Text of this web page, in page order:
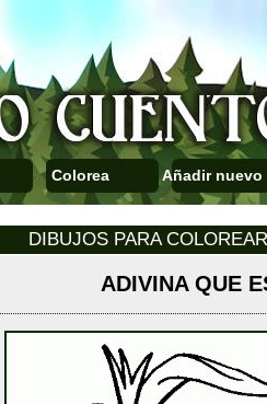
Colorea Añadir nuevo
DIBUJOS PARA
ADIVINA QUE